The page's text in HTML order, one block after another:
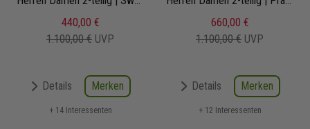
440,00 €
1.100,00 € UVP
Details Merken
+ 14 Interessenten
660,00 €
1.100,00 € UVP
Details Merken
+ 12 Interessenten